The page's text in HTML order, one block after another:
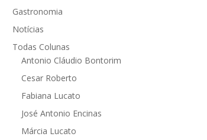
Gastronomia
Notícias
Todas Colunas
Antonio Cláudio Bontorim
Cesar Roberto
Fabiana Lucato
José Antonio Encinas
Márcia Lucato